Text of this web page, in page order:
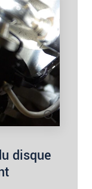
disque